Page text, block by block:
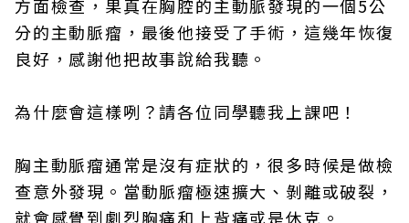
方面檢查，果真在胸腔的主動脈發現的一個5公
分的主動脈瘤，最後他接受了手術，這幾年恢復
良好，感謝他把故事說給我聽。
為什麼會這樣咧？請各位同學聽我上課吧！
胸主動脈瘤通常是沒有症狀的，很多時候是做檢
查意外發現。當動脈瘤極速擴大、剝離或破裂，
就會感覺到劇烈胸痛和上背痛或是休克。